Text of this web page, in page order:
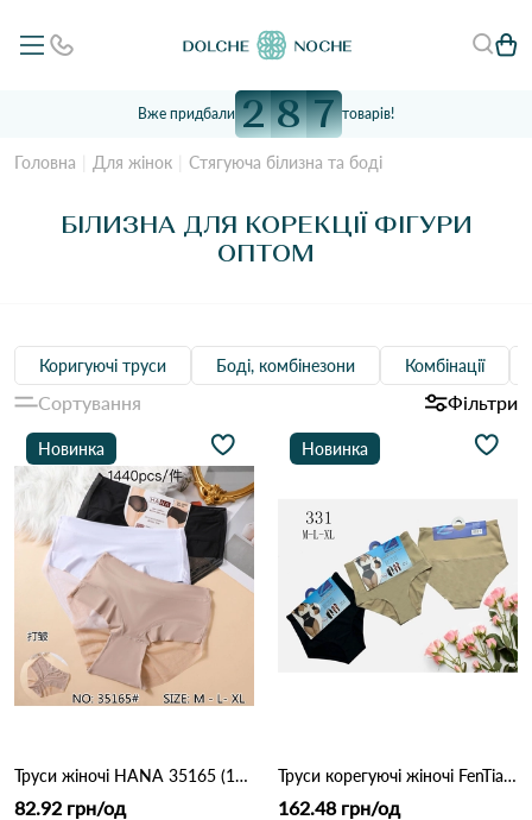
Вже придбали 2 8 7 товарів!
Головна Для жінок Стягуюча білизна та боді
БІЛИЗНА ДЛЯ КОРЕКЦІЇ ФІГУРИ
ОПТОМ
Коригуючі труси Боді, комбінезони Комбінації
Сортування Фільтри
Новинка
Труси жіночі HANA 35165 (10В) Різні кольори
82.92 грн/од
Новинка
Труси корегуючі жіночі FenTianZi 331 12б Різні кольори
162.48 грн/од